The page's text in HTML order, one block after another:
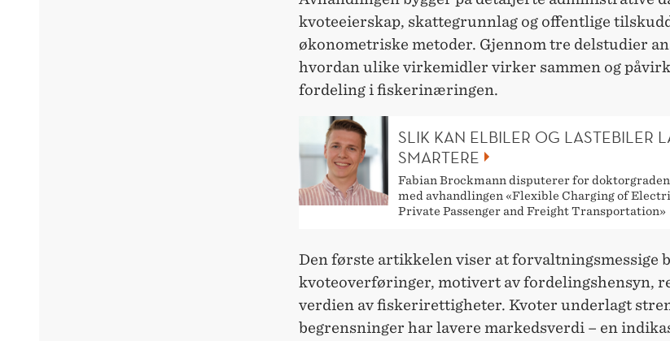
kvoteeierskap, skattegrunnlag og offentlige
økonometriske metoder. Gjennom tre delstudier
hvordan ulike virkemidler virker sammen og
fordeling i fiskerinæringen.
SLIK KAN ELBILER OG LASTEBILER
SMARTERE
Fabian Brockmann disputerer for
med avhandlingen «Flexible Charging of
Private Passenger and Freight Transportation»
Den første artikkelen viser at forvaltningsmessige
kvoteoverføringer, motivert av fordelingshensyn,
verdien av fiskerirettigheter. Kvoter underlagt
begrensninger har lavere markedsverdi – en